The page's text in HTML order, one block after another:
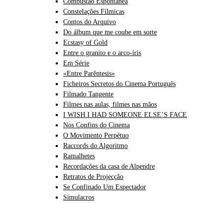
Constelações Fílmicas
Contos do Arquivo
Do álbum que me coube em sorte
Ecstasy of Gold
Entre o granito e o arco-íris
Em Série
«Entre Parêntesis»
Ficheiros Secretos do Cinema Português
Filmado Tangente
Filmes nas aulas, filmes nas mãos
I WISH I HAD SOMEONE ELSE’S FACE
Nos Confins do Cinema
O Movimento Perpétuo
Raccords do Algoritmo
Ramalhetes
Recordações da casa de Alpendre
Retratos de Projecção
Se Confinado Um Espectador
Simulacros